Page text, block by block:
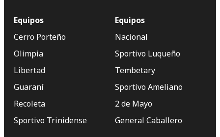
Equipos
Cerro Porteño
Olimpia
Libertad
Guaraní
Recoleta
Sportivo Trinidense
Equipos
Nacional
Sportivo Luqueño
Tembetary
Sportivo Ameliano
2 de Mayo
General Caballero